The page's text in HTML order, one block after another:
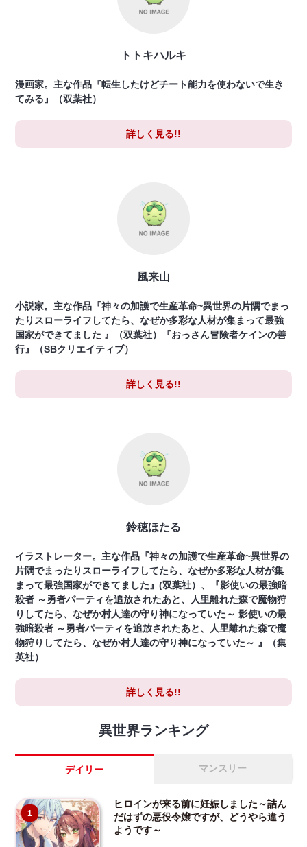
トトキハルキ
漫画家。主な作品『転生したけどチート能力を使わないで生き
てみる』（双葉社）
詳しく見る!!
風来山
小説家。主な作品『神々の加護で生産革命~異世界の片隅でまっ
たりスローライフしてたら、なぜか多彩な人材が集まって最強
国家ができてました 』（双葉社）『おっさん冒険者ケインの善
行』（SBクリエイティブ）
詳しく見る!!
鈴穂ほたる
イラストレーター。主な作品『神々の加護で生産革命~異世界の
片隅でまったりスローライフしてたら、なぜか多彩な人材が集
まって最強国家ができてました』(双葉社）、『影使いの最強暗
殺者 ～勇者パーティを追放されたあと、人里離れた森で魔物狩
りしてたら、なぜか村人達の守り神になっていた～ 影使いの最
強暗殺者 ～勇者パーティを追放されたあと、人里離れた森で魔
物狩りしてたら、なぜか村人達の守り神になっていた～ 』（集
英社）
詳しく見る!!
異世界ランキング
デイリー マンスリー
1
ヒロインが来る前に妊娠しました～詰ん
だはずの悪役令嬢ですが、どうやら違う
ようです～